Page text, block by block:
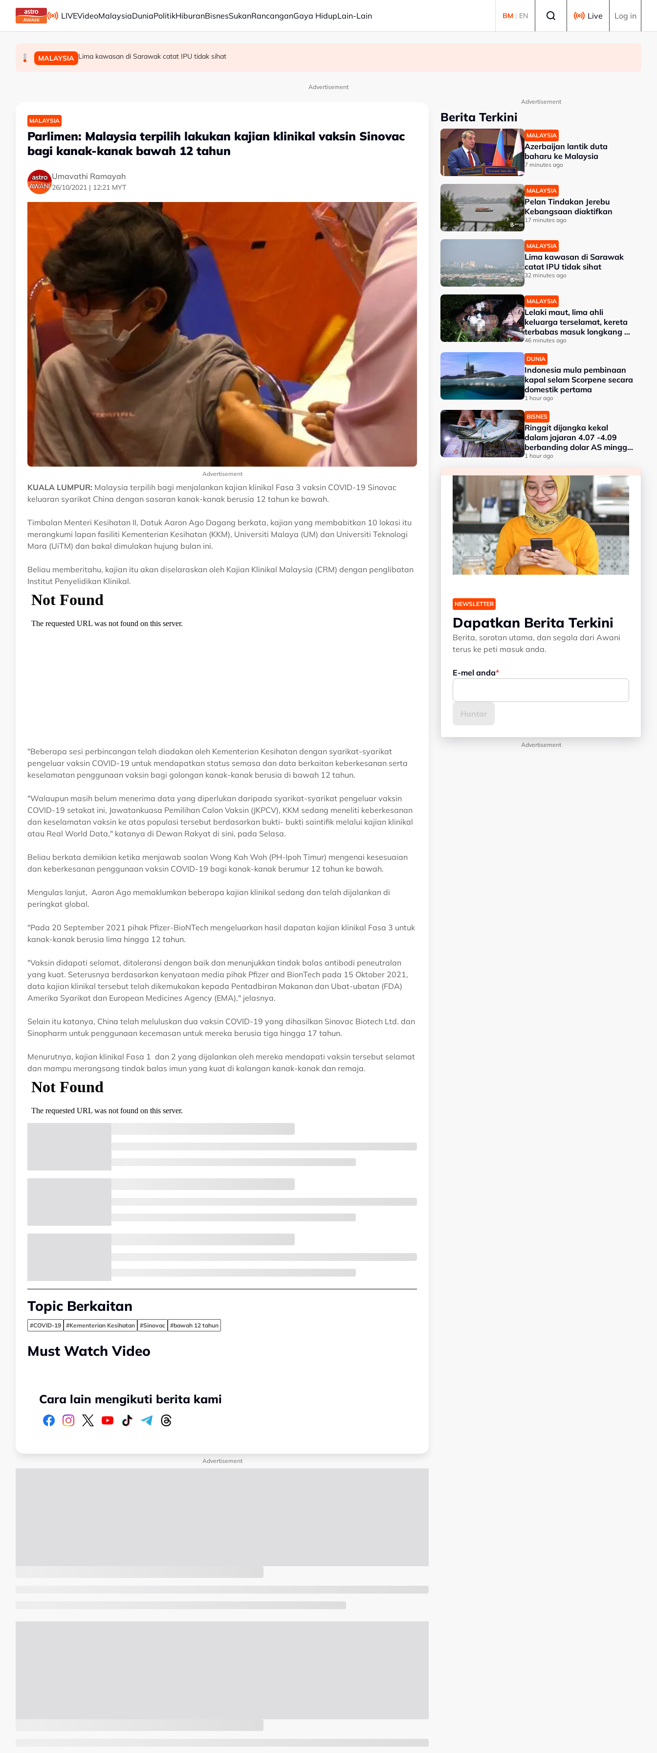
Skip to main content
LIVEVideoMalaysiaDuniaPolitikHiburanBisnesSukanRancanganGaya HidupLain-Lain BM | EN Live Log in
MALAYSIA Azerbaijan lantik duta baharu ke Malaysia
MALAYSIA Pelan Tindakan Jerebu Kebangsaan diaktifkan
MALAYSIA Lima kawasan di Sarawak catat IPU tidak sihat
Advertisement
MALAYSIA
Parlimen: Malaysia terpilih lakukan kajian klinikal vaksin Sinovac
bagi kanak-kanak bawah 12 tahun
Umavathi Ramayah
26/10/2021 | 12:21 MYT
Advertisement
KUALA LUMPUR: Malaysia terpilih bagi menjalankan kajian klinikal Fasa 3 vaksin COVID-19 Sinovac
keluaran syarikat China dengan sasaran kanak-kanak berusia 12 tahun ke bawah.
Timbalan Menteri Kesihatan II, Datuk Aaron Ago Dagang berkata, kajian yang membabitkan 10 lokasi itu
merangkumi lapan fasiliti Kementerian Kesihatan (KKM), Universiti Malaya (UM) dan Universiti Teknologi
Mara (UiTM) dan bakal dimulakan hujung bulan ini.
Beliau memberitahu, kajian itu akan diselaraskan oleh Kajian Klinikal Malaysia (CRM) dengan penglibatan
Institut Penyelidikan Klinikal.
"Beberapa sesi perbincangan telah diadakan oleh Kementerian Kesihatan dengan syarikat-syarikat
pengeluar vaksin COVID-19 untuk mendapatkan status semasa dan data berkaitan keberkesanan serta
keselamatan penggunaan vaksin bagi golongan kanak-kanak berusia di bawah 12 tahun.
"Walaupun masih belum menerima data yang diperlukan daripada syarikat-syarikat pengeluar vaksin
COVID-19 setakat ini, Jawatankuasa Pemilihan Calon Vaksin (JKPCV), KKM sedang meneliti keberkesanan
dan keselamatan vaksin ke atas populasi tersebut berdasarkan bukti- bukti saintifik melalui kajian klinikal
atau Real World Data," katanya di Dewan Rakyat di sini, pada Selasa.
Beliau berkata demikian ketika menjawab soalan Wong Kah Woh (PH-Ipoh Timur) mengenai kesesuaian
dan keberkesanan penggunaan vaksin COVID-19 bagi kanak-kanak berumur 12 tahun ke bawah.
Mengulas lanjut, Aaron Ago memaklumkan beberapa kajian klinikal sedang dan telah dijalankan di
peringkat global.
"Pada 20 September 2021 pihak Pfizer-BioNTech mengeluarkan hasil dapatan kajian klinikal Fasa 3 untuk
kanak-kanak berusia lima hingga 12 tahun.
"Vaksin didapati selamat, ditoleransi dengan baik dan menunjukkan tindak balas antibodi peneutralan
yang kuat. Seterusnya berdasarkan kenyataan media pihak Pfizer and BionTech pada 15 Oktober 2021,
data kajian klinikal tersebut telah dikemukakan kepada Pentadbiran Makanan dan Ubat-ubatan (FDA)
Amerika Syarikat dan European Medicines Agency (EMA)," jelasnya.
Selain itu katanya, China telah meluluskan dua vaksin COVID-19 yang dihasilkan Sinovac Biotech Ltd. dan
Sinopharm untuk penggunaan kecemasan untuk mereka berusia tiga hingga 17 tahun.
Menurutnya, kajian klinikal Fasa 1 dan 2 yang dijalankan oleh mereka mendapati vaksin tersebut selamat
dan mampu merangsang tindak balas imun yang kuat di kalangan kanak-kanak dan remaja.
Topic Berkaitan
#COVID-19 #Kementerian Kesihatan #Sinovac #bawah 12 tahun
Must Watch Video
Cara lain mengikuti berita kami
Advertisement
Advertisement
Berita Terkini
MALAYSIA
Azerbaijan lantik duta
baharu ke Malaysia
7 minutes ago
MALAYSIA
Pelan Tindakan Jerebu
Kebangsaan diaktifkan
17 minutes ago
MALAYSIA
Lima kawasan di Sarawak
catat IPU tidak sihat
32 minutes ago
MALAYSIA
Lelaki maut, lima ahli
keluarga terselamat, kereta
terbabas masuk longkang di
Kampung Gajah
46 minutes ago
DUNIA
Indonesia mula pembinaan
kapal selam Scorpene secara
domestik pertama
1 hour ago
BISNES
Ringgit dijangka kekal
dalam jajaran 4.07 -4.09
berbanding dolar AS minggu
depan
1 hour ago
NEWSLETTER
Dapatkan Berita Terkini
Berita, sorotan utama, dan segala dari Awani
terus ke peti masuk anda.
E-mel anda
Advertisement